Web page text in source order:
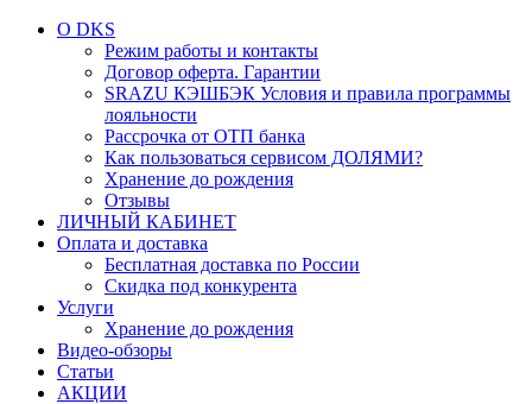
О DKS
Режим работы и контакты
Договор оферта. Гарантии
SRAZU КЭШБЭК Условия и правила программы
лояльности
Рассрочка от ОТП банка
Как пользоваться сервисом ДОЛЯМИ?
Хранение до рождения
Отзывы
ЛИЧНЫЙ КАБИНЕТ
Оплата и доставка
Бесплатная доставка по России
Скидка под конкурента
Услуги
Хранение до рождения
Видео-обзоры
Статьи
АКЦИИ